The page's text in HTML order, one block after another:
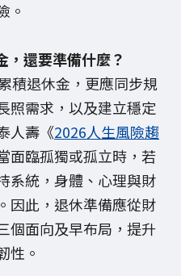
。
，還要準備什麼？
積退休金，更應同步規
照需求，以及建立穩定
人壽《2026人生風險趨
面臨孤獨或孤立時，若
系統，身體、心理與財
因此，退休準備應從財
個面向及早布局，提升
性。